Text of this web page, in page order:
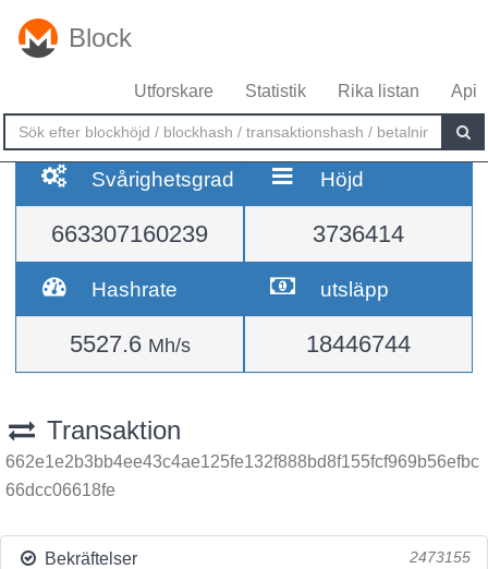
Block
Utforskare Statistik Rika listan Api
Svårighetsgrad
663307160239
Höjd
3736414
Hashrate
5527.6 Mh/s
utsläpp
18446744
Transaktion
662e1e2b3bb4ee43c4ae125fe132f888bd8f155fcf969b56efbc
66dcc06618fe
Bekräftelser 2473155